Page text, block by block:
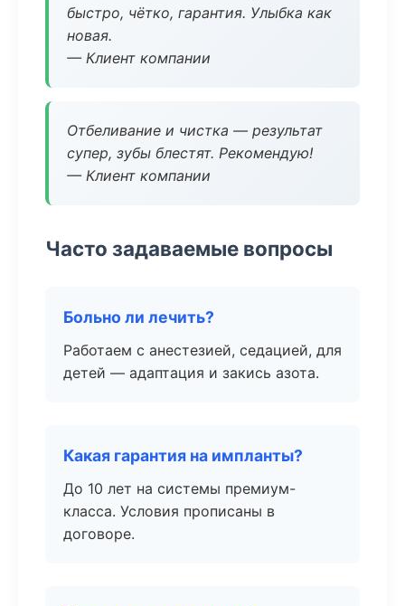
быстро, чётко, гарантия. Улыбка как
новая.
— Клиент компании
Отбеливание и чистка — результат
супер, зубы блестят. Рекомендую!
— Клиент компании
Часто задаваемые вопросы
Больно ли лечить?
Работаем с анестезией, седацией, для
детей — адаптация и закись азота.
Какая гарантия на импланты?
До 10 лет на системы премиум-
класса. Условия прописаны в
договоре.